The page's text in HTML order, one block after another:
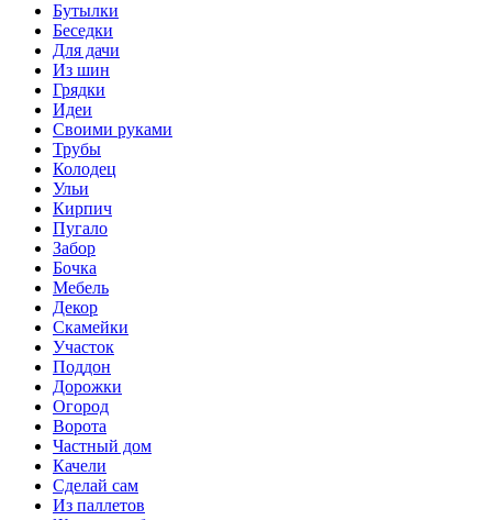
Бутылки
Беседки
Для дачи
Из шин
Грядки
Идеи
Своими руками
Трубы
Колодец
Ульи
Кирпич
Пугало
Забор
Бочка
Мебель
Декор
Скамейки
Участок
Поддон
Дорожки
Огород
Ворота
Частный дом
Качели
Сделай сам
Из паллетов